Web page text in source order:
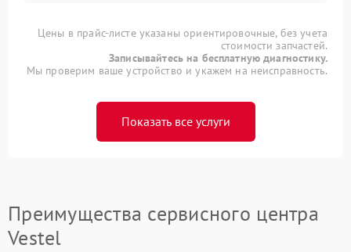
Цены в прайс-листе указаны ориентировочные, без учета
стоимости запчастей.
Записывайтесь на бесплатную диагностику.
Мы проверим ваше устройство и укажем на неисправность.
Показать все услуги
Преимущества сервисного центра
Vestel